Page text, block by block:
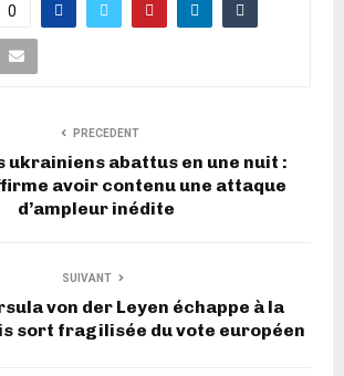
0
PRECEDENT
ukrainiens abattus en une nuit :
avoir contenu une attaque
d’ampleur inédite
SUIVANT
von der Leyen échappe à la
sort fragilisée du vote européen